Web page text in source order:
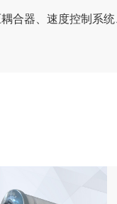
合器、速度控制系